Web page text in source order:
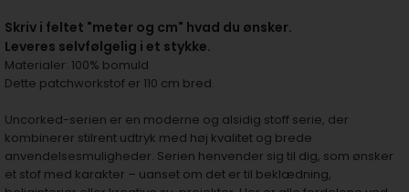
Skriv i feltet "meter og cm" hvad du ønsker.
Leveres selvfølgelig i et stykke.
Materialer: 100% bomuld
Dette patchworkstof er 110 cm bred.
Uncorked-serien er en moderne og alsidig stoff serie, der
kombinerer stilrent udtryk med høj kvalitet og brede
anvendelsesmuligheder. Serien henvender sig til dig, som ønsker
et stof med karakter – uanset om det er til beklædning,